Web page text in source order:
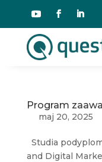
Program
maj 20, 2025
Studia
and Digital